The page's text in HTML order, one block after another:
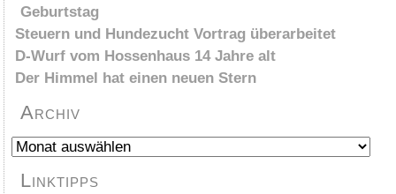
Geburtstag
Steuern und Hundezucht Vortrag überarbeitet
D-Wurf vom Hossenhaus 14 Jahre alt
Der Himmel hat einen neuen Stern
Archiv
Archiv
Linktipps